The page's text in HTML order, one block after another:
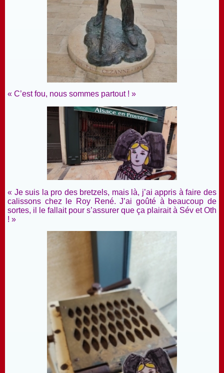
« C’est fou, nous sommes partout ! »
« Je suis la pro des bretzels, mais là, j’ai appris à faire des
calissons chez le Roy René. J’ai goûté à beaucoup de
sortes, il le fallait pour s’assurer que ça plairait à Sév et Oth
! »